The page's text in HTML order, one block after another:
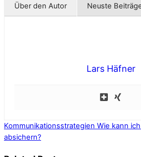
Über den Autor Neuste
Lars Häfner
Kommunikationsstrategien Wie kann
absichern?